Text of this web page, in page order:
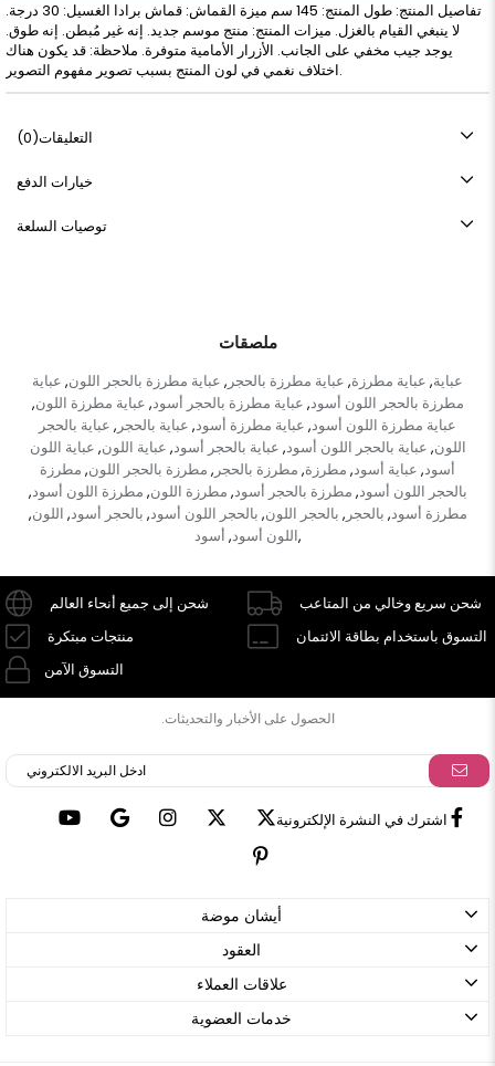
تفاصيل المنتج: طول المنتج: 145 سم ميزة القماش: قماش برادا الغسيل: 30 درجة.
لا ينبغي القيام بالغزل. ميزات المنتج: منتج موسم جديد. إنه غير مُبطن. إنه طوق.
يوجد جيب مخفي على الجانب. الأزرار الأمامية متوفرة. ملاحظة: قد يكون هناك
اختلاف نغمي في لون المنتج بسبب تصوير مفهوم التصوير.
التعليقات(0)
خيارات الدفع
توصيات السلعة
ملصقات
عباية, عباية مطرزة, عباية مطرزة بالحجر , عباية مطرزة بالحجر اللون, عباية
مطرزة بالحجر اللون أسود, عباية مطرزة بالحجر أسود, عباية مطرزة اللون,
عباية مطرزة اللون أسود, عباية مطرزة أسود, عباية بالحجر , عباية بالحجر
اللون, عباية بالحجر اللون أسود, عباية بالحجر أسود, عباية اللون, عباية اللون
أسود, عباية أسود, مطرزة, مطرزة بالحجر , مطرزة بالحجر اللون, مطرزة
بالحجر اللون أسود, مطرزة بالحجر أسود, مطرزة اللون, مطرزة اللون أسود,
مطرزة أسود, بالحجر , بالحجر اللون, بالحجر اللون أسود, بالحجر أسود, اللون,
اللون أسود, أسود ,
شحن إلى جميع أنحاء العالم
شحن سريع وخالي من المتاعب
منتجات مبتكرة
التسوق باستخدام بطاقة الائتمان
التسوق الآمن
الحصول على الأخبار والتحديثات.
اشترك في النشرة الإلكترونية
أيشان موضة
العقود
علاقات العملاء
خدمات العضوية